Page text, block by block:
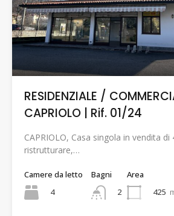
RESIDENZIALE /
CAPRIOLO | Rif. 01/24
CAPRIOLO, Casa singola in vendita di
ristrutturare,…
Camere da letto
4
Bagni
2
Area
425